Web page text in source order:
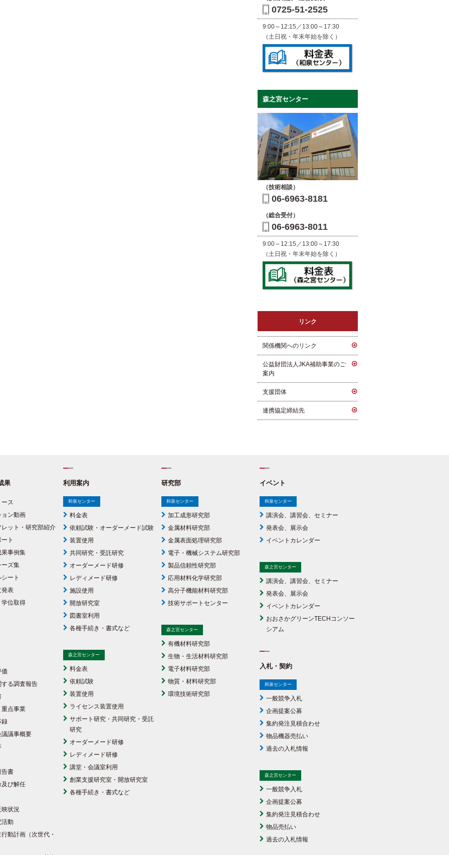
0725-51-2525
9:00～12:15／13:00～17:30
（土日祝・年末年始を除く）
森之宮センター
（技術相談）
06-6963-8181
（総合受付）
06-6963-8011
9:00～12:15／13:00～17:30
（土日祝・年末年始を除く）
リンク
関係機関へのリンク
公益財団法人JKA補助事業のご
案内
支援団体
連携協定締結先
果
ス
ョン動画
ット・研究部紹介
ト
果事例集
ーズ集
ート
発表
学位取得
価
る調査報告
重点事業
録
議事概要
告書
及び解任
映状況
活動
動計画（次世代・
利用案内
和泉センター
料金表
依頼試験・オーダーメード試験
装置使用
共同研究・受託研究
オーダーメード研修
レディメード研修
施設使用
開放研究室
図書室利用
各種手続き・書式など
森之宮センター
料金表
依頼試験
装置使用
ライセンス装置使用
サポート研究・共同研究・受託
研究
オーダーメード研修
レディメード研修
講堂・会議室利用
創業支援研究室・開放研究室
各種手続き・書式など
研究部
和泉センター
加工成形研究部
金属材料研究部
金属表面処理研究部
電子・機械システム研究部
製品信頼性研究部
応用材料化学研究部
高分子機能材料研究部
技術サポートセンター
森之宮センター
有機材料研究部
生物・生活材料研究部
電子材料研究部
物質・材料研究部
環境技術研究部
イベント
和泉センター
講演会、講習会、セミナー
発表会、展示会
イベントカレンダー
森之宮センター
講演会、講習会、セミナー
発表会、展示会
イベントカレンダー
おおさかグリーンTECHコンソー
シアム
入札・契約
和泉センター
一般競争入札
企画提案公募
集約発注見積合わせ
物品機器売払い
過去の入札情報
森之宮センター
一般競争入札
企画提案公募
集約発注見積合わせ
物品売払い
過去の入札情報